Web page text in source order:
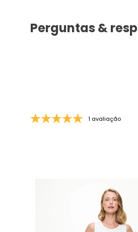
Perguntas &
1 avaliação